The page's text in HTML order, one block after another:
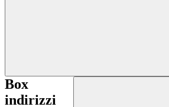
Box
indirizzi